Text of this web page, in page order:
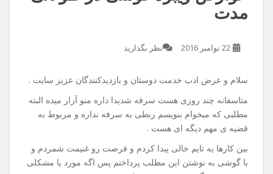
عوارض ویبره گوشی در طولانی
مدت
سلام و عرض ادب خدمت دوستان و بازدیدکنندگان عزیز سایت .